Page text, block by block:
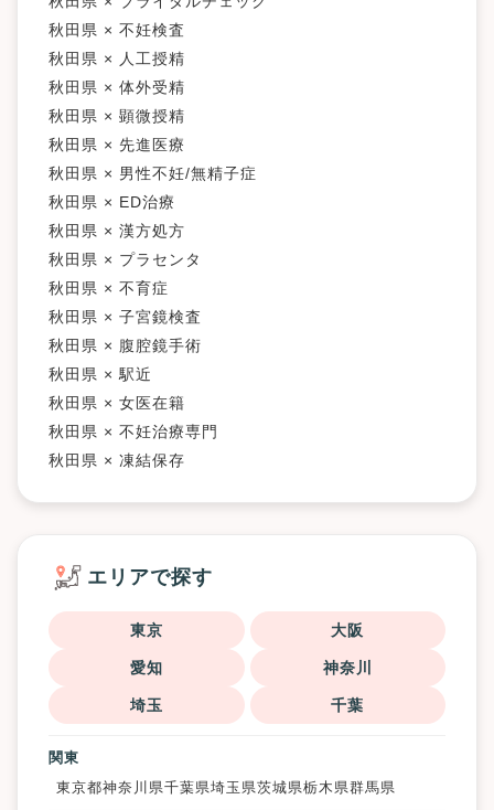
秋田県 × 不妊検査
秋田県 × 人工授精
秋田県 × 体外受精
秋田県 × 顕微授精
秋田県 × 先進医療
秋田県 × 男性不妊/無精子症
秋田県 × ED治療
秋田県 × 漢方処方
秋田県 × プラセンタ
秋田県 × 不育症
秋田県 × 子宮鏡検査
秋田県 × 腹腔鏡手術
秋田県 × 駅近
秋田県 × 女医在籍
秋田県 × 不妊治療専門
秋田県 × 凍結保存
エリアで探す
東京 大阪
愛知 神奈川
埼玉 千葉
関東
東京都神奈川県千葉県埼玉県茨城県栃木県群馬県